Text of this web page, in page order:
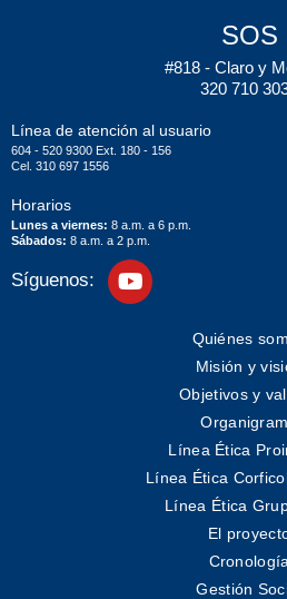
SOS
#818 - Claro y
320 710
Línea de atención al usuario
604 - 520 9300 Ext. 180 - 156
Cel. 310 697 1556
Horarios
Lunes a viernes: 8 a.m. a 6 p.m.
Sábados: 8 a.m. a 2 p.m.
Síguenos:
Quiénes
Misión y
Objetivos y
Línea Ética
Línea Ética
Línea Ética
El
Cronología
Gestión